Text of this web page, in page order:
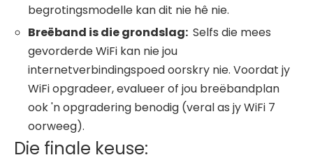
begrotingsmodelle kan dit nie hê nie.
Breëband is die grondslag: Selfs die mees
gevorderde WiFi kan nie jou
internetverbindingspoed oorskry nie. Voordat jy
WiFi opgradeer, evalueer of jou breëbandplan
ook 'n opgradering benodig (veral as jy WiFi 7
oorweeg).
Die finale keuse: